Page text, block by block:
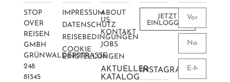
STOP
OVER
REISEN
GMBH
GRÜNWALDERSTRASSE 2
48
81545
IMPRESSUM
DATENSCHUTZ
REISEBEDINGUNGEN
COOKIE
EINSTELLUNGEN
ABOUT
US
KONTAKT
JOBS
AKTUELLER
KATALOG
JETZT
EINLOGGEN
INSTAGRAM